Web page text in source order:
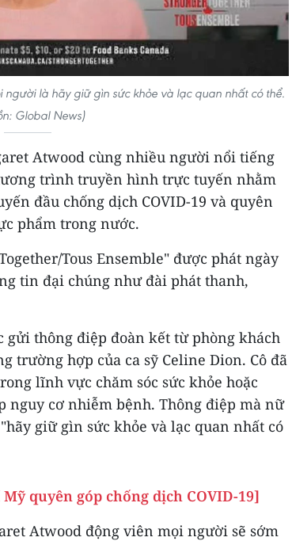
là hãy giữ gìn sức khỏe và lạc quan nhất có thể.
Global News)
Atwood cùng nhiều người nổi tiếng
trình truyền hình trực tuyến nhằm
đầu chống dịch COVID-19 và quyên
phẩm trong nước.
Tous Ensemble" được phát ngày
tin đại chúng như đài phát thanh,
thông điệp đoàn kết từ phòng khách
trường hợp của ca sỹ Celine Dion. Cô đã
lĩnh vực chăm sóc sức khỏe hoặc
nguy cơ nhiễm bệnh. Thông điệp mà nữ
giữ gìn sức khỏe và lạc quan nhất có
quyên góp chống dịch COVID-19]
Atwood động viên mọi người sẽ sớm